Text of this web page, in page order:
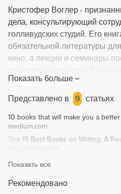
Кристофер Воглер -
дела, консультирующий
голливудских студий. Его
обязательной литературы
кино, а лекции и семинары
продюсера принимал участие
фильмами, как "Король Лев",
"Тонкая красная линия", "P.S.
Тиль". В основе любой
сказка, миф, сюжет для
лежит путешествие героя:
Воглера, когда, работая в
диснеевской студии, он
Показать больше
Представлено в
9 статьях
medium.com
The 15 Best Books on Writing: A
Показать все
Рекомендовано